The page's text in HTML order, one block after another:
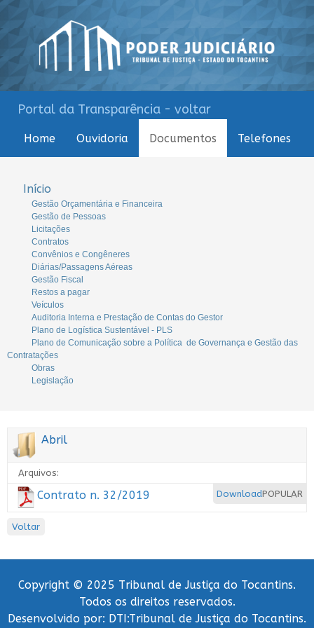
Portal da Transparência - voltar
Home Ouvidoria Documentos Telefones
Início
Gestão Orçamentária e Financeira
Gestão de Pessoas
Licitações
Contratos
Convênios e Congêneres
Diárias/Passagens Aéreas
Gestão Fiscal
Restos a pagar
Veículos
Auditoria Interna e Prestação de Contas do Gestor
Plano de Logística Sustentável - PLS
Plano de Comunicação sobre a Política de Governança e Gestão das
Contratações
Obras
Legislação
Abril
Arquivos:
POPULAR
Download
Contrato n. 32/2019
Voltar
Copyright © 2025 Tribunal de Justiça do Tocantins.
Todos os direitos reservados.
Desenvolvido por: DTI:Tribunal de Justiça do Tocantins.